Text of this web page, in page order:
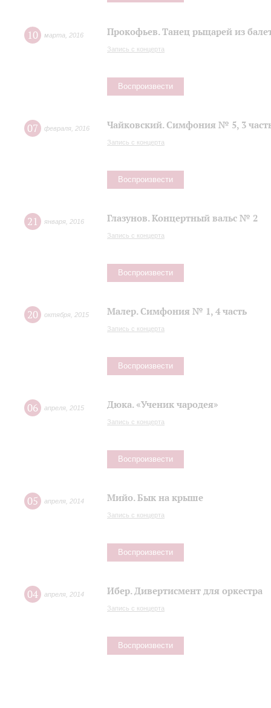
10 марта 2016 Прокофьев. Танец рыцарей из
Запись с концерта
Воспроизвести
07 февраля 2016 Чайковский. Симфония № 5, 3
Запись с концерта
Воспроизвести
21 января 2016 Глазунов. Концертный вальс № 2
Запись с концерта
Воспроизвести
20 октября 2015 Малер. Симфония № 1, 4 часть
Запись с концерта
Воспроизвести
06 апреля 2015 Дюка. «Ученик чародея»
Запись с концерта
Воспроизвести
05 апреля 2014 Мийо. Бык на крыше
Запись с концерта
Воспроизвести
04 апреля 2014 Ибер. Дивертисмент для оркестра
Запись с концерта
Воспроизвести